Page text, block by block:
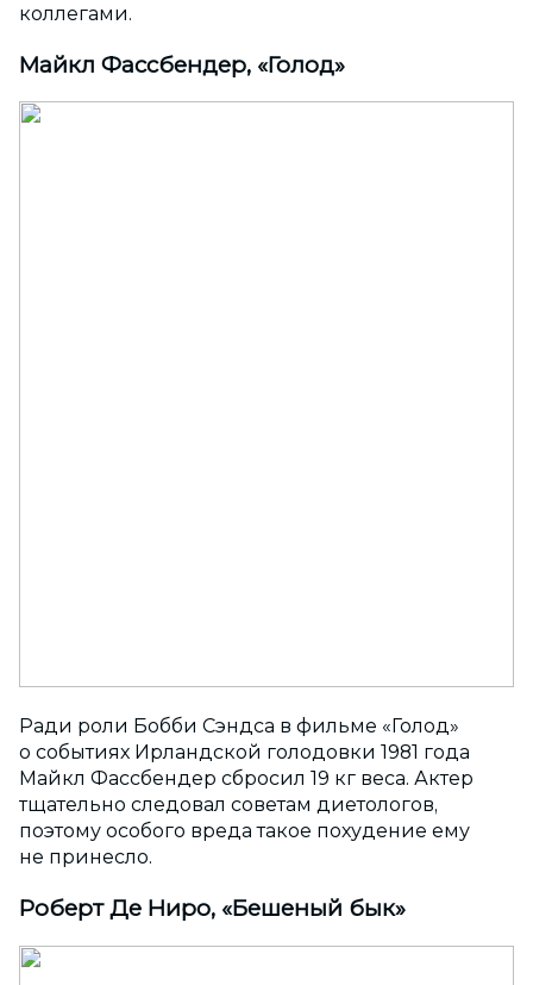
коллегами.
Майкл Фассбендер, «Голод»
Ради роли Бобби Сэндса в фильме «Голод»
о событиях Ирландской голодовки 1981 года
Майкл Фассбендер сбросил 19 кг веса. Актер
тщательно следовал советам диетологов,
поэтому особого вреда такое похудение ему
не принесло.
Роберт Де Ниро, «Бешеный бык»